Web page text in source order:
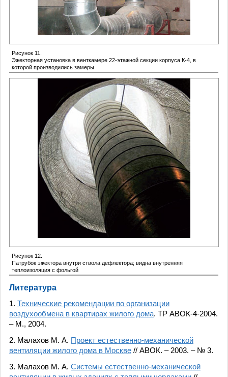
Рисунок 11.
Эжекторная установка в венткамере 22-этажной секции корпуса К-4, в
которой производились замеры
Рисунок 12.
Патрубок эжектора внутри ствола дефлектора; видна внутренняя
теплоизоляция с фольгой
Литература
1. Технические рекомендации по организации
воздухообмена в квартирах жилого дома. ТР АВОК-4-2004.
– М., 2004.
2. Малахов М. А. Проект естественно-механической
вентиляции жилого дома в Москве // АВОК. – 2003. – № 3.
3. Малахов М. А. Системы естественно-механической